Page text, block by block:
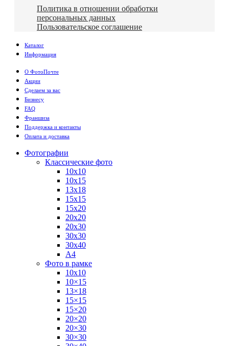
Политика в отношении обработки
персональных данных
Пользовательское соглашение
Каталог
Информация
О ФотоПочте
Акции
Сделаем за вас
Бизнесу
FAQ
Франшиза
Поддержка и контакты
Оплата и доставка
Фотографии
Классические фото
10х10
10х15
13х18
15х15
15х20
20х20
20х30
30х30
30х40
А4
Фото в рамке
10х10
10×15
13×18
15×15
15×20
20×20
20×30
30×30